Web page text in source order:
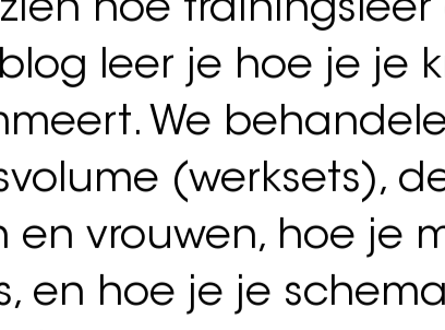
consistent
talloze
willen we
hoe